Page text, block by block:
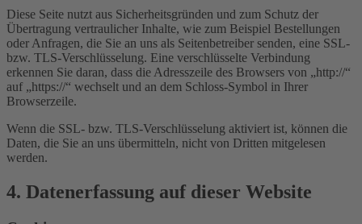
Diese Seite nutzt aus Sicherheitsgründen und zum Schutz der
Übertragung vertraulicher Inhalte, wie zum Beispiel Bestellungen
oder Anfragen, die Sie an uns als Seitenbetreiber senden, eine SSL-
bzw. TLS-Verschlüsselung. Eine verschlüsselte Verbindung
erkennen Sie daran, dass die Adresszeile des Browsers von „http://“
auf „https://“ wechselt und an dem Schloss-Symbol in Ihrer
Browserzeile.
Wenn die SSL- bzw. TLS-Verschlüsselung aktiviert ist, können die
Daten, die Sie an uns übermitteln, nicht von Dritten mitgelesen
werden.
4. Datenerfassung auf dieser Website